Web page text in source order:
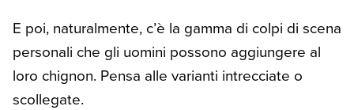
E poi, naturalmente, c’è la gamma di colpi di scena
personali che gli uomini possono aggiungere al
loro chignon. Pensa alle varianti intrecciate o
scollegate.